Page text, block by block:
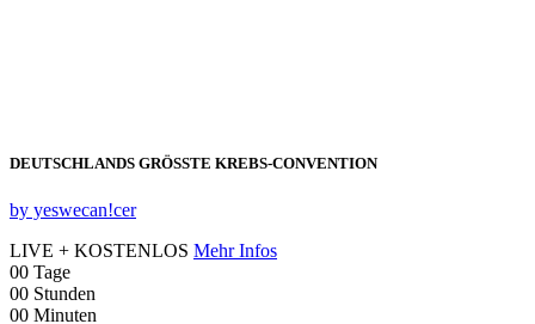
DEUTSCHLANDS GRÖSSTE KREBS‑CONVENTION
by yeswecan!cer
LIVE + KOSTENLOS Mehr Infos
00 Tage
00 Stunden
00 Minuten